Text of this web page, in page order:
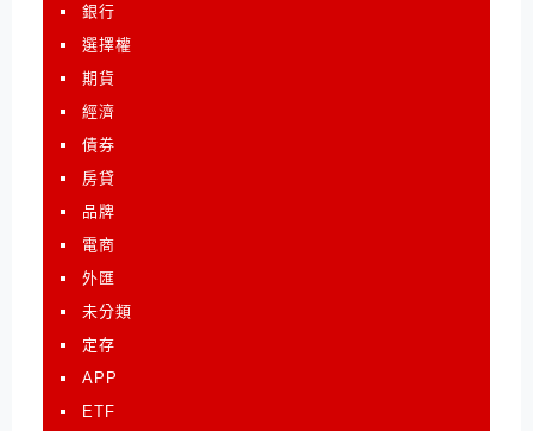
銀行
選擇權
期貨
經濟
債券
房貸
品牌
電商
外匯
未分類
定存
APP
ETF